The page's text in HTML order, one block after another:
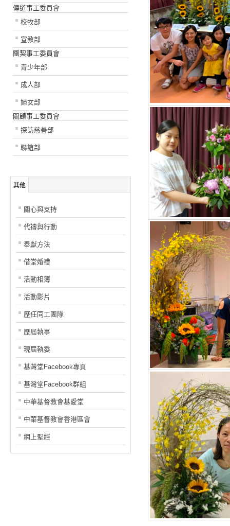
傳道事工委員會
校牧部
宣教部
團契事工委員會
青少年部
成人部
婦女部
關顧事工委員會
探訪慈善部
聯誼部
其他
關心與支持
代禱與行動
奉獻方法
借堂婚禮
活動相簿
活動影片
歷任同工團隊
歷屆執事
現屆執委
基灣堂Facebook專頁
基灣堂Facebook群組
中華基督教會基愛堂
中華基督教會香港區會
網上聖經